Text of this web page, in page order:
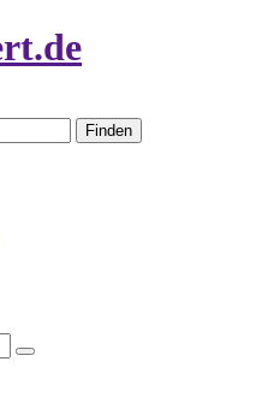
Finden